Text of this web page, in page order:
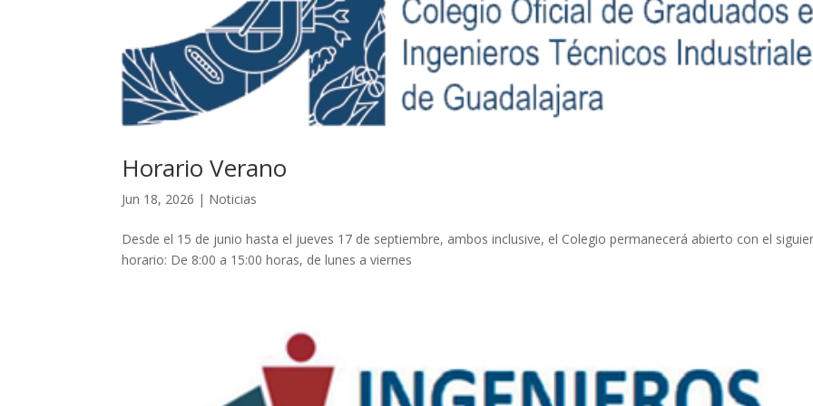
Horario Verano
Jun 18, 2026 | Noticias
Desde el 15 de junio hasta el jueves 17 de septiembre, ambos inclusive, el Colegio permanecerá abierto con el
horario: De 8:00 a 15:00 horas, de lunes a viernes